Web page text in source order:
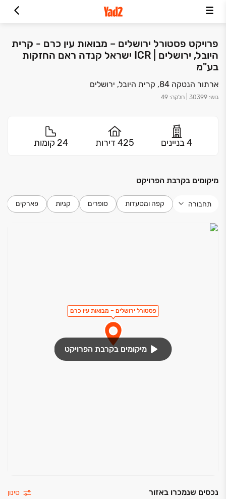
פרויקט פסטורל ירושלים – מבואות עין כרם - קרית
היובל, ירושלים | ICR ישראל קנדה ראם החזקות
בע"מ
ארתור הנטקה 84, קרית היובל, ירושלים
גוש:
30399 חלקה:
49
4 בניינים 425 דירות 24 קומות
מיקומים בקרבת הפרויקט
תחבורה קפה ומסעדות סופרים קניות פארקים
פסטורל ירושלים – מבואות עין כרם
מיקומים בקרבת הפרויקט
נכסים שנמכרו באזור סינון